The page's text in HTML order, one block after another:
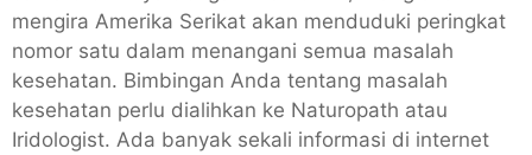
mengira Amerika Serikat akan menduduki peringkat
nomor satu dalam menangani semua masalah
kesehatan. Bimbingan Anda tentang masalah
kesehatan perlu dialihkan ke Naturopath atau
Iridologist. Ada banyak sekali informasi di internet